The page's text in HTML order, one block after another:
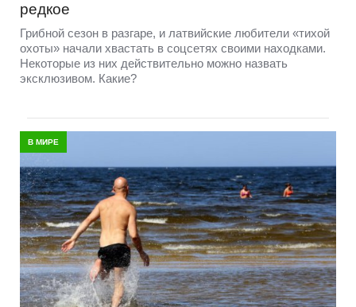
редкое
Грибной сезон в разгаре, и латвийские любители «тихой
охоты» начали хвастать в соцсетях своими находками.
Некоторые из них действительно можно назвать
эксклюзивом. Какие?
В МИРЕ